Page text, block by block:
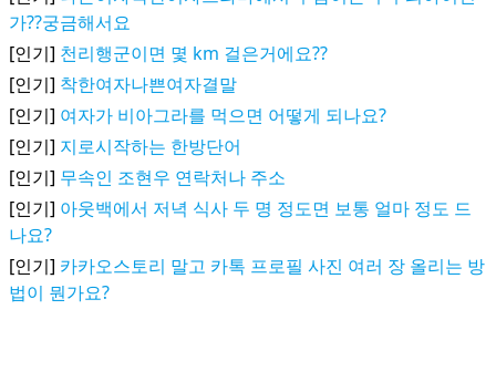
가??궁금해서요
[인기] 천리행군이면 몇 km 걸은거에요??
[인기] 착한여자나쁜여자결말
[인기] 여자가 비아그라를 먹으면 어떻게 되나요?
[인기] 지로시작하는 한방단어
[인기] 무속인 조현우 연락처나 주소
[인기] 아웃백에서 저녁 식사 두 명 정도면 보통 얼마 정도 드
나요?
[인기] 카카오스토리 말고 카톡 프로필 사진 여러 장 올리는 방
법이 뭔가요?